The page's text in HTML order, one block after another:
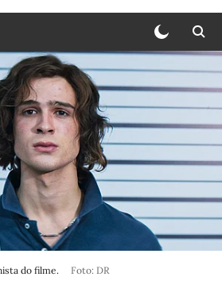
do filme. Foto: DR